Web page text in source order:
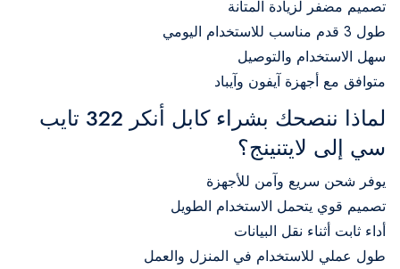
تصميم مضفر لزيادة المتانة
طول 3 قدم مناسب للاستخدام اليومي
سهل الاستخدام والتوصيل
متوافق مع أجهزة آيفون وآيباد
لماذا ننصحك بشراء كابل أنكر 322 تايب
سي إلى لايتنينج؟
يوفر شحن سريع وآمن للأجهزة
تصميم قوي يتحمل الاستخدام الطويل
أداء ثابت أثناء نقل البيانات
طول عملي للاستخدام في المنزل والعمل